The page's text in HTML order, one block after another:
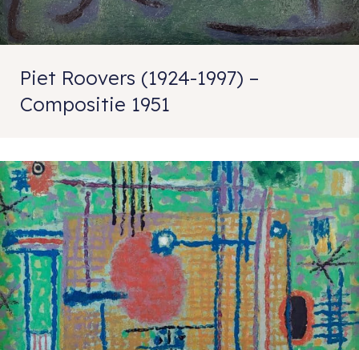
Piet Roovers (1924-1997) –
Compositie 1951